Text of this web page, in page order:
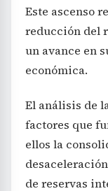
Este ascenso
reducción del
un avance en
económica.
El análisis de
factores que
ellos la
de reservas